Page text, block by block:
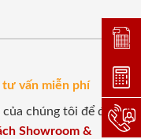
tư vấn miễn phí
chúng tôi để được
Showroom &
Đặt
Dự